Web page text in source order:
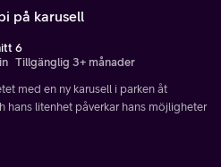
på karusell
6
Tillgänglig 3+ månader
med en ny karusell i parken åt
hans litenhet påverkar hans möjligheter